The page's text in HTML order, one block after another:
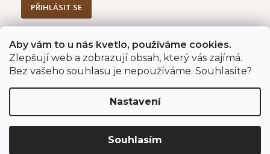
Aby vám to u nás kvetlo, používáme cookies.
Zlepšují web a zobrazují obsah, který vás zajímá.
Bez vašeho souhlasu je nepoužíváme. Souhlasíte?
Nastavení
Souhlasím
PŘIHLÁSIT SE
Jahodárna Brozany Obchodní podmínky
Podmínky ochrany údajů
Vytvořil Shoptet Premium
Jahodárna Brozany nad Ohří s.r.o.